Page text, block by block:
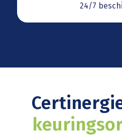
24/7